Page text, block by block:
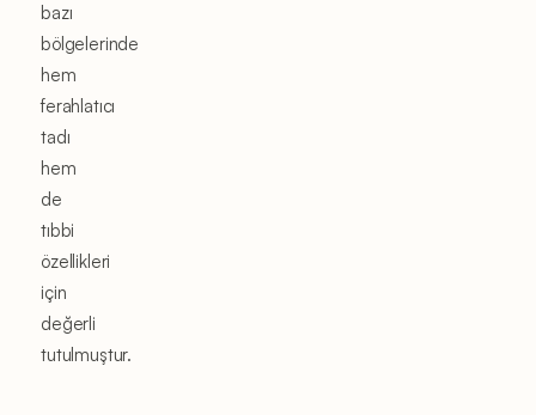
bazı
bölgelerinde
hem
ferahlatıcı
tadı
hem
de
tıbbi
özellikleri
için
değerli
tutulmuştur.